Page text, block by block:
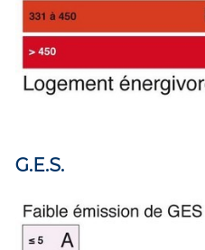
G.E.S.